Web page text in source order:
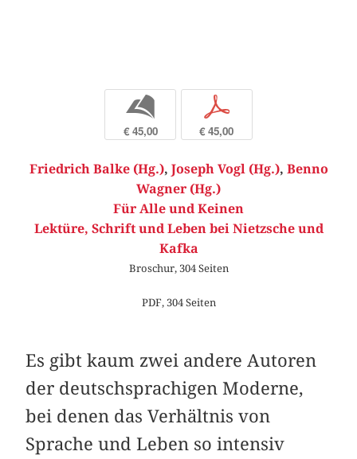
b
€ 45,00
p
€ 45,00
Friedrich Balke (Hg.), Joseph Vogl (Hg.), Benno
Wagner (Hg.)
Für Alle und Keinen
Lektüre, Schrift und Leben bei Nietzsche und
Kafka
Broschur, 304 Seiten
PDF, 304 Seiten
Es gibt kaum zwei andere Autoren
der deutschsprachigen Moderne,
bei denen das Verhältnis von
Sprache und Leben so intensiv